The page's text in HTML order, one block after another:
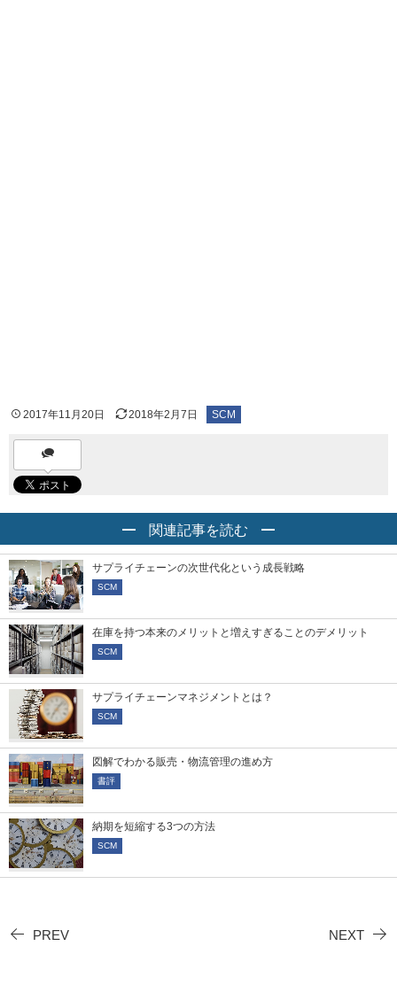
2017年11月20日 2018年2月7日 SCM
関連記事を読む
サプライチェーンの次世代化という成長戦略
SCM
在庫を持つ本来のメリットと増えすぎることのデメリット
SCM
サプライチェーンマネジメントとは？
SCM
図解でわかる販売・物流管理の進め方
書評
納期を短縮する3つの方法
SCM
PREV NEXT